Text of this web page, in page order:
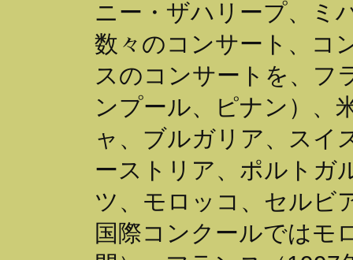
ニー・ザハリープ、ミ
数々のコンサート、コ
スのコンサートを、フ
ンプール、ピナン）、
ャ、ブルガリア、スイ
ーストリア、ポルトガ
ツ、モロッコ、セルビ
国際コンクールではモ